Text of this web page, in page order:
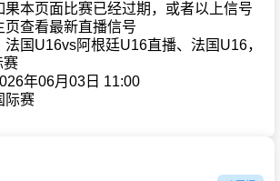
果本页面比赛已经过期，或者以上信号
查看最新直播信号
法国U16vs阿根廷U16直播、法国U16，
赛
年06月03日 11:00
际赛